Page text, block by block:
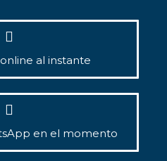
al instante
en el momento